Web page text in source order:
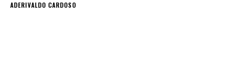
ADERIVALDO CARDOSO